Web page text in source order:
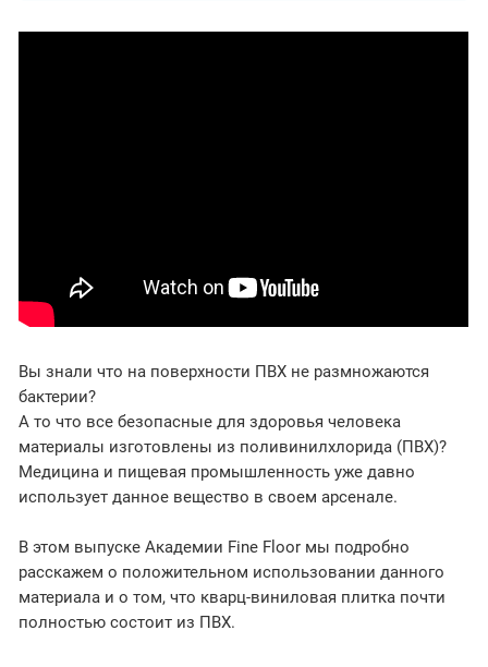
Вы знали что на поверхности ПВХ не размножаются
бактерии?
А то что все безопасные для здоровья человека
материалы изготовлены из поливинилхлорида (ПВХ)?
Медицина и пищевая промышленность уже давно
использует данное вещество в своем арсенале.
В этом выпуске Академии Fine Floor мы подробно
расскажем о положительном использовании данного
материала и о том, что кварц-виниловая плитка почти
полностью состоит из ПВХ.